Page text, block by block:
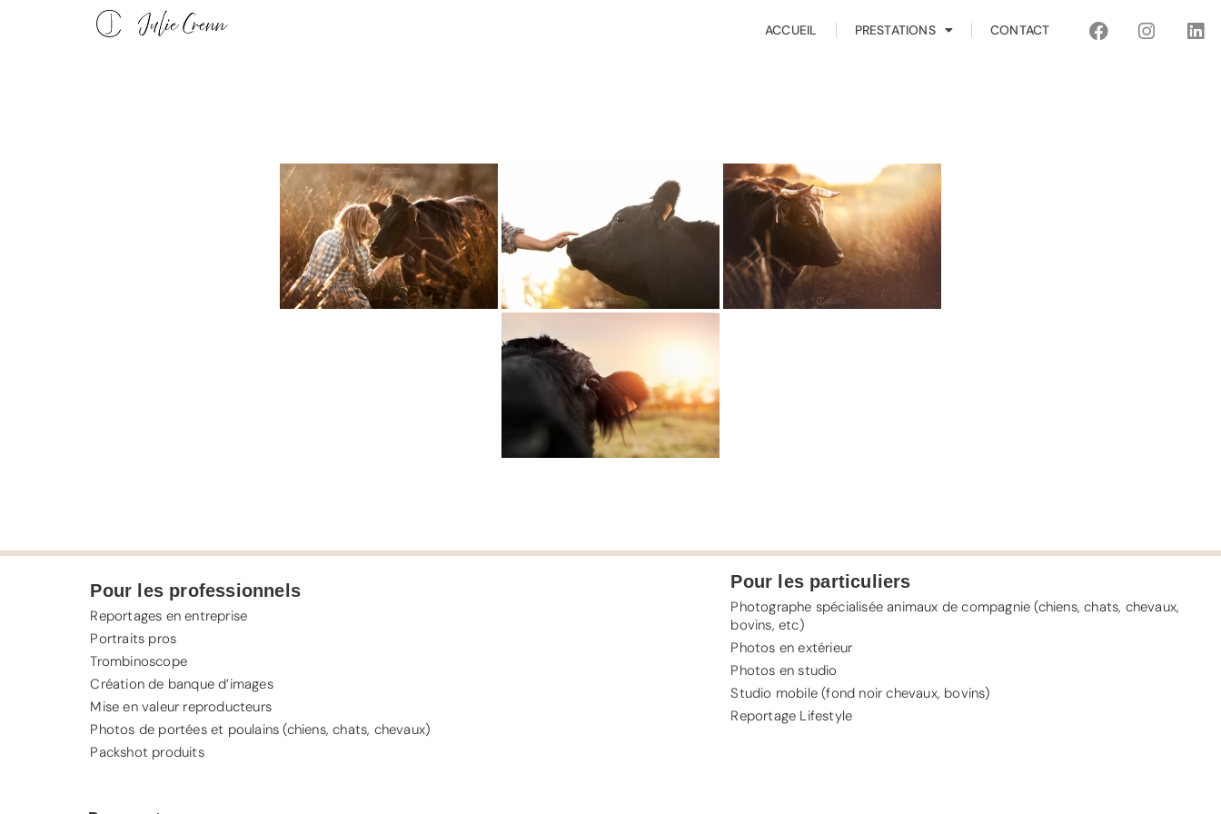
ACCUEIL PRESTATIONS CONTACT
Pour les professionnels
Reportages en entreprise
Portraits pros
Trombinoscope
Création de banque d’images
Mise en valeur reproducteurs
Photos de portées et poulains (chiens, chats, chevaux)
Packshot produits
Pour les particuliers
Photographe spécialisée animaux de compagnie (chiens,chats, chevaux,
bovins, etc)
Photos en extérieur
Photos en studio
Studio mobile (fond noir chevaux, bovins)
Reportage Lifestyle